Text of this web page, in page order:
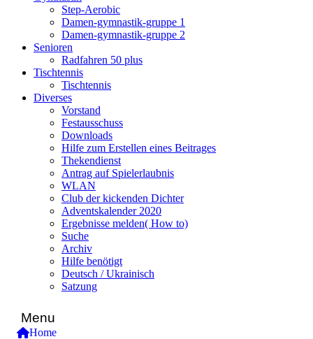
Step-Aerobic
Damen-gymnastik-gruppe 1
Damen-gymnastik-gruppe 2
Senioren
Radfahren 50 plus
Tischtennis
Tischtennis
Diverses
Vorstand
Festausschuss
Downloads
Hilfe zum Erstellen eines Beitrages
Thekendienst
Antrag auf Spielerlaubnis
WLAN
Club der kickenden Dichter
Adventskalender 2020
Ergebnisse melden( How to)
Suche
Archiv
Hilfe benötigt
Deutsch / Ukrainisch
Satzung
Menu
Home